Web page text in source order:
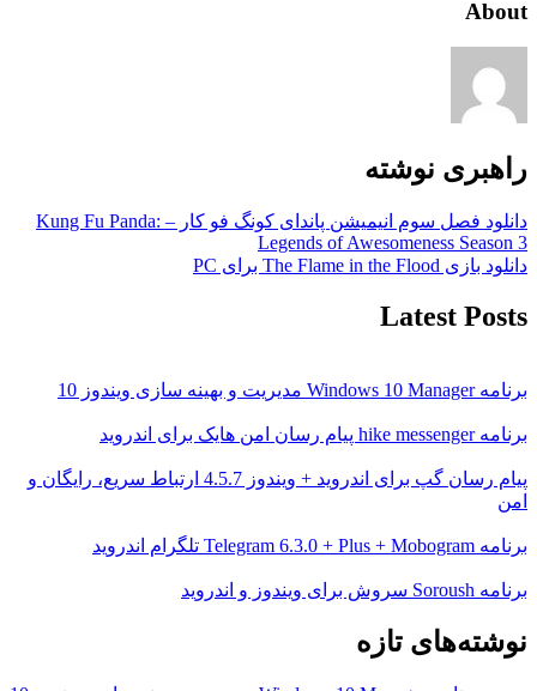
About
راهبری نوشته
دانلود فصل سوم انیمیشن پاندای کونگ فو کار – Kung Fu Panda:
Legends of Awesomeness Season 3
دانلود بازی The Flame in the Flood برای PC
Latest Posts
برنامه Windows 10 Manager مدیریت و بهینه سازی ویندوز 10
برنامه hike messenger پیام‌ رسان‌ امن هایک برای اندروید
پیام رسان گپ برای اندروید + ویندوز 4.5.7 ارتباط سریع، رایگان و
امن
برنامه Telegram 6.3.0 + Plus + Mobogram تلگرام اندروید
برنامه Soroush سروش برای ویندوز و اندروید
نوشته‌های تازه